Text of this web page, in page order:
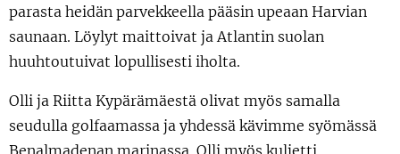
parasta heidän parvekkeella pääsin upeaan Harvian
saunaan. Löylyt maittoivat ja Atlantin suolan
huuhtoutuivat lopullisesti iholta.
Olli ja Riitta Kypärämäestä olivat myös samalla
seudulla golfaamassa ja yhdessä kävimme syömässä